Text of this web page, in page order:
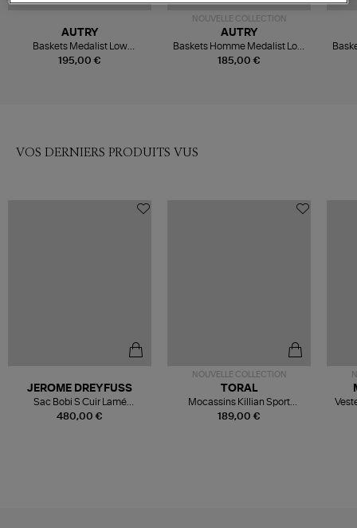
195,00 €
AUTRY
Baskets Medalist Low
Lamsuelea Crep Plat Ivory
NOUVELLE COLLECTION
185,00 €
AUTRY
Baskets Homme Medalist Low
Lea Suebic White Licorice
VOS DERNIERS PRODUITS VUS
480,00 €
JEROME DREYFUSS
Sac Bobi S Cuir Lamé
Champagne
NOUVELLE COLLECTION
189,00 €
TORAL
Mocassins Killian Sport
Mousse